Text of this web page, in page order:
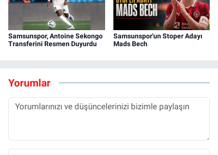
Samsunspor, Antoine Sekongo
Transferini Resmen Duyurdu
Samsunspor'un Stoper Adayı
Mads Bech
Yorumlar